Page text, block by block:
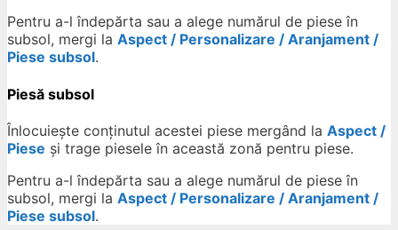
Pentru a-l îndepărta sau a alege numărul de piese în
subsol, mergi la Aspect / Personalizare / Aranjament /
Piese subsol.
Piesă subsol
Înlocuiește conținutul acestei piese mergând la Aspect /
Piese și trage piesele în această zonă pentru piese.
Pentru a-l îndepărta sau a alege numărul de piese în
subsol, mergi la Aspect / Personalizare / Aranjament /
Piese subsol.